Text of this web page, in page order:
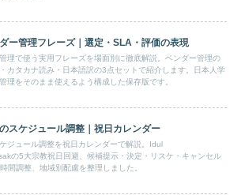
ー管理フレーズ｜選定・SLA・評価の表現
理で使う実用フレーズを場面別に徹底解説。ベンダー管理の
カタカナ読み・日本語訳の3点セットで紹介します。日本人学
理をそのまま使えるよう構成した保存版です。
スケジュール調整｜祝日カレンダー
ジュール調整を祝日カレンダーで解説。Idul
の5大宗教祝日回避、候補提示・決定・リスケ・キャンセル
間調整、地域別配慮を整理しました。